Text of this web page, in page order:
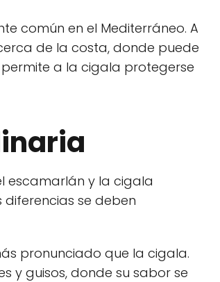
común en el Mediterráneo. A
de la costa, donde puede
a la cigala protegerse
escamarlán y la cigala
se deben
pronunciado que la cigala.
y guisos, donde su sabor se